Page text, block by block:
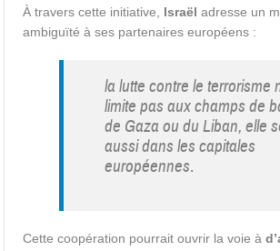
À travers cette initiative, Israël adresse un
ambiguïté à ses partenaires européens :
la lutte contre le terrorisme
limite pas aux champs de
de Gaza ou du Liban, elle
aussi dans les capitales
européennes.
Cette coopération pourrait ouvrir la voie à